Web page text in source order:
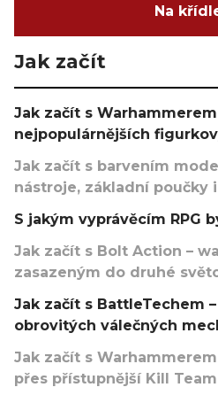
Na
Jak začít
Jak začít s
nejpopulárnějších
Jak začít s barvením
nástroje, základní poučky
S jakým vyprávěcím RPG
Jak začít s Bolt Action –
zasazeným do druhé
Jak začít s BattleTechem
obrovitých válečných
Jak začít s
přes přístupnější Kill Team